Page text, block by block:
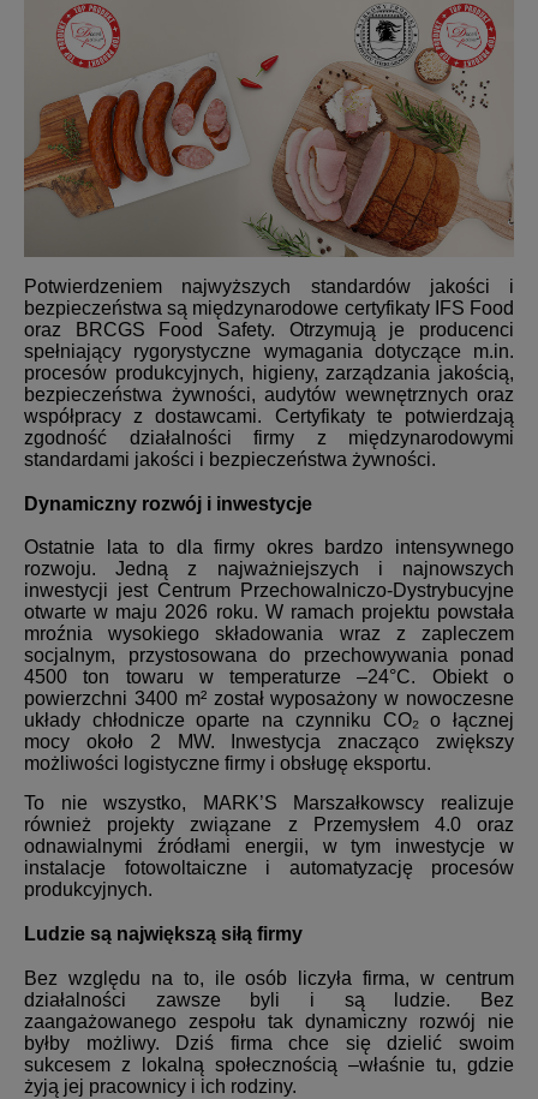
Potwierdzeniem najwyższych standardów jakości i
bezpieczeństwa są międzynarodowe certyfikaty IFS Food
oraz BRCGS Food Safety. Otrzymują je producenci
spełniający rygorystyczne wymagania dotyczące m.in.
procesów produkcyjnych, higieny, zarządzania jakością,
bezpieczeństwa żywności, audytów wewnętrznych oraz
współpracy z dostawcami. Certyfikaty te potwierdzają
zgodność działalności firmy z międzynarodowymi
standardami jakości i bezpieczeństwa żywności.
Dynamiczny rozwój i inwestycje
Ostatnie lata to dla firmy okres bardzo intensywnego
rozwoju. Jedną z najważniejszych i najnowszych
inwestycji jest Centrum Przechowalniczo-Dystrybucyjne
otwarte w maju 2026 roku. W ramach projektu powstała
mroźnia wysokiego składowania wraz z zapleczem
socjalnym, przystosowana do przechowywania ponad
4500 ton towaru w temperaturze –24°C. Obiekt o
powierzchni 3400 m² został wyposażony w nowoczesne
układy chłodnicze oparte na czynniku CO₂ o łącznej
mocy około 2 MW. Inwestycja znacząco zwiększy
możliwości logistyczne firmy i obsługę eksportu.
To nie wszystko, MARK’S Marszałkowscy realizuje
również projekty związane z Przemysłem 4.0 oraz
odnawialnymi źródłami energii, w tym inwestycje w
instalacje fotowoltaiczne i automatyzację procesów
produkcyjnych.
Ludzie są największą siłą firmy
Bez względu na to, ile osób liczyła firma, w centrum
działalności zawsze byli i są ludzie. Bez
zaangażowanego zespołu tak dynamiczny rozwój nie
byłby możliwy. Dziś firma chce się dzielić swoim
sukcesem z lokalną społecznością –właśnie tu, gdzie
żyją jej pracownicy i ich rodziny.